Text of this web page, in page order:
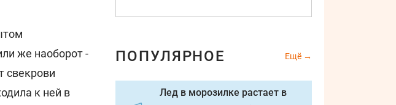
же наоборот -
свекрови
к ней в
ПОПУЛЯРНОЕ Ещё
Лед в морозилке растает в